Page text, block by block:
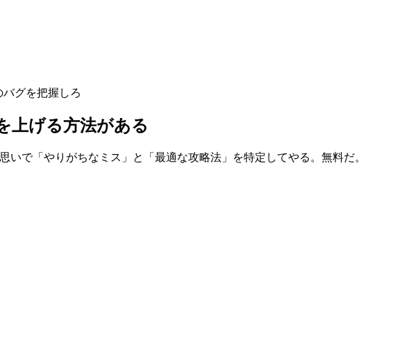
グを把握しろ
上げる方法がある
いで「やりがちなミス」と「最適な攻略法」を特定してやる。無料だ。